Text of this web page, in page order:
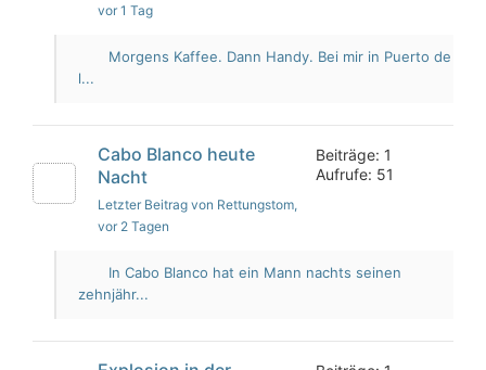
vor 1 Tag
Morgens Kaffee. Dann Handy. Bei mir in Puerto de
l...
Cabo Blanco heute
Nacht
Letzter Beitrag von Rettungstom,
vor 2 Tagen
Beiträge: 1
Aufrufe: 51
In Cabo Blanco hat ein Mann nachts seinen
zehnjähr...